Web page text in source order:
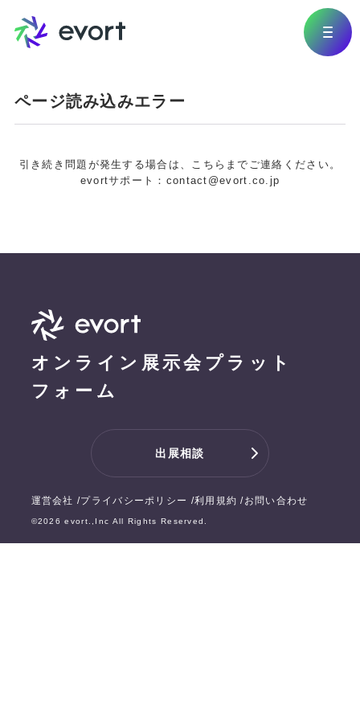
ページ読み込みエラー
引き続き問題が発生する場合は、こちらまでご連絡ください。
evortサポート：contact@evort.co.jp
オンライン展示会プラット
フォーム
出展相談
運営会社 プライバシーポリシー 利用規約 お問い合わせ
©2026 evort.,Inc All Rights Reserved.